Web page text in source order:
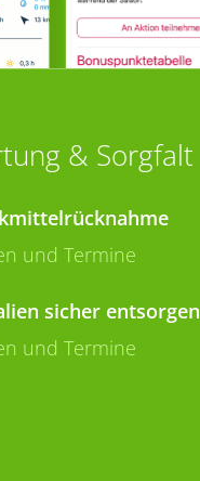
& Sorgfalt
und Termine
sicher entsorgen
und Termine